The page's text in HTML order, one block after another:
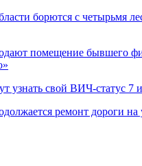
борются с четырьмя
помещение бывшего
узнать свой ВИЧ-статус 7
ремонт дороги на